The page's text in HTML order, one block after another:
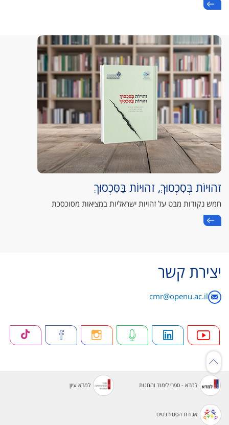
זהוּיוֹת בְּסִכְסוּךְ, זהוּיוֹת בַּסִּכְסוּךְ
חמש נקודות מבט על זהויות ישראליות במציאות מסוכסכת
יצירת קשר
cmr@openu.ac.il
למדא - ספרי לימוד והחנות למדא עיון
אגודת הסטודנטים